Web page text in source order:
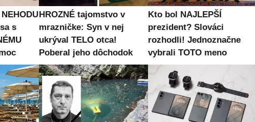
s
HROZNÉ tajomstvo v
mrazničke: Syn v nej
ukrýval TELO otca!
Poberal jeho dôchodok
Kto bol NAJLEPŠÍ
prezident? Slováci
rozhodli! Jednoznačne
vybrali TOTO meno